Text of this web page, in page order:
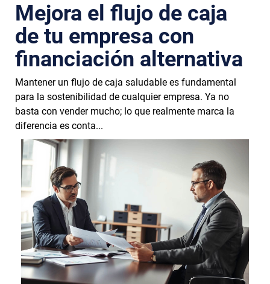
Mejora el flujo de caja
de tu empresa con
financiación alternativa
Mantener un flujo de caja saludable es fundamental
para la sostenibilidad de cualquier empresa. Ya no
basta con vender mucho; lo que realmente marca la
diferencia es conta...